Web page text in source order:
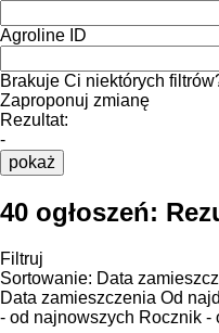
Agroline ID
Brakuje Ci niektórych
Zaproponuj zmianę
Rezultat:
-
pokaż
40 ogłoszeń:
Filtruj
Sortowanie: Data
Data zamieszczenia Od
- od najnowszych Rocznik -